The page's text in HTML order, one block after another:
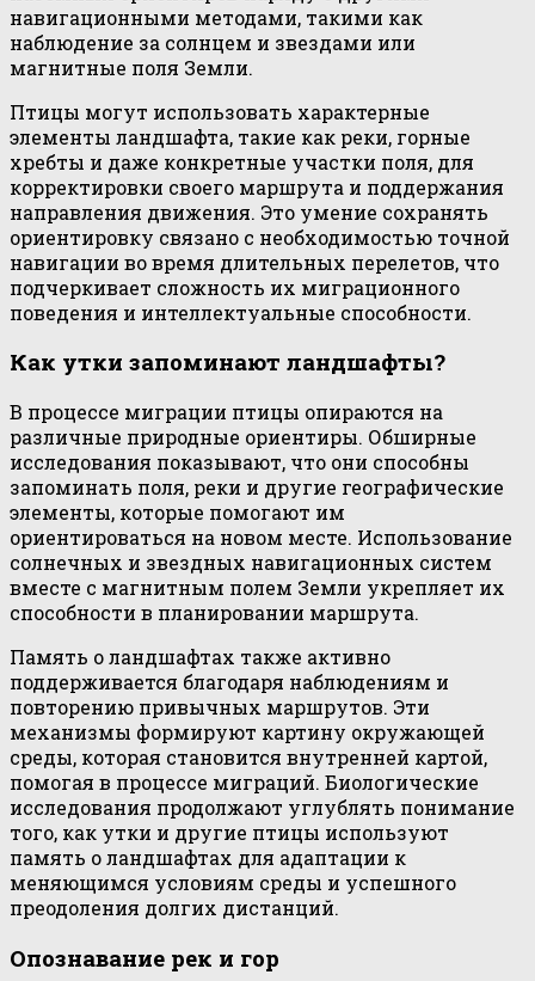
навигационными методами, такими как
наблюдение за солнцем и звездами или
магнитные поля Земли.
Птицы могут использовать характерные
элементы ландшафта, такие как реки, горные
хребты и даже конкретные участки поля, для
корректировки своего маршрута и поддержания
направления движения. Это умение сохранять
ориентировку связано с необходимостью точной
навигации во время длительных перелетов, что
подчеркивает сложность их миграционного
поведения и интеллектуальные способности.
Как утки запоминают ландшафты?
В процессе миграции птицы опираются на
различные природные ориентиры. Обширные
исследования показывают, что они способны
запоминать поля, реки и другие географические
элементы, которые помогают им
ориентироваться на новом месте. Использование
солнечных и звездных навигационных систем
вместе с магнитным полем Земли укрепляет их
способности в планировании маршрута.
Память о ландшафтах также активно
поддерживается благодаря наблюдениям и
повторению привычных маршрутов. Эти
механизмы формируют картину окружающей
среды, которая становится внутренней картой,
помогая в процессе миграций. Биологические
исследования продолжают углублять понимание
того, как утки и другие птицы используют
память о ландшафтах для адаптации к
меняющимся условиям среды и успешного
преодоления долгих дистанций.
Опознавание рек и гор